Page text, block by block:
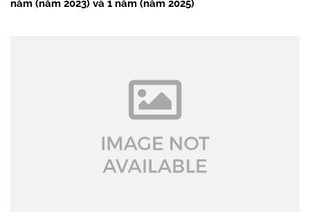
năm (năm 2023) và 1 năm (năm 2025)